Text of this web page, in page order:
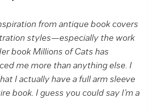
from antique book covers
styles—especially the work
book Millions of Cats has
me more than anything else. I
I actually have a full arm sleeve
book. I guess you could say I’m a